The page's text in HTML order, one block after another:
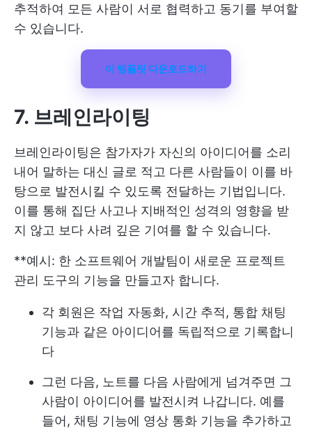
추적하여 모든 사람이 서로 협력하고 동기를 부여할
수 있습니다.
이 템플릿 다운로드하기
7. 브레인라이팅
브레인라이팅은 참가자가 자신의 아이디어를 소리
내어 말하는 대신 글로 적고 다른 사람들이 이를 바
탕으로 발전시킬 수 있도록 전달하는 기법입니다.
이를 통해 집단 사고나 지배적인 성격의 영향을 받
지 않고 보다 사려 깊은 기여를 할 수 있습니다.
**예시: 한 소프트웨어 개발팀이 새로운 프로젝트
관리 도구의 기능을 만들고자 합니다.
각 회원은 작업 자동화, 시간 추적, 통합 채팅
기능과 같은 아이디어를 독립적으로 기록합니
다
그런 다음, 노트를 다음 사람에게 넘겨주면 그
사람이 아이디어를 발전시켜 나갑니다. 예를
들어, 채팅 기능에 영상 통화 기능을 추가하고